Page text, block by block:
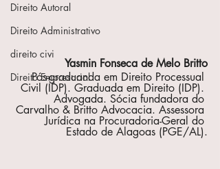
Direito Autoral
Direito Administrativo
direito civi
Direito Empresarial
Yasmin Fonseca de Melo Britto
Pós-graduanda em Direito Processual
Civil (IDP). Graduada em Direito (IDP).
Advogada. Sócia fundadora do
Carvalho & Britto Advocacia. Assessora
Jurídica na Procuradoria-Geral do
Estado de Alagoas (PGE/AL).